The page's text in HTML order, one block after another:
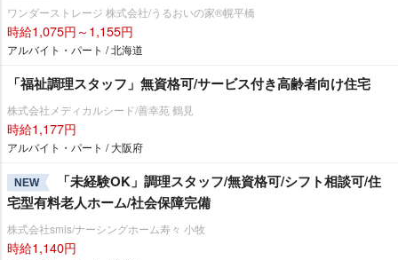
ワンダーストレージ 株式会社/うるおいの家®幌平橋
時給1,075円～1,155円
アルバイト・パート / 北海道
「福祉調理スタッフ」無資格可/サービス付き高齢者向け住宅
株式会社メディカルシード/善幸苑 鶴見
時給1,177円
アルバイト・パート / 大阪府
NEW
「未経験OK」調理スタッフ/無資格可/シフト相談可/住
宅型有料老人ホーム/社会保障完備
株式会社smis/ナーシングホーム寿々 小牧
時給1,140円